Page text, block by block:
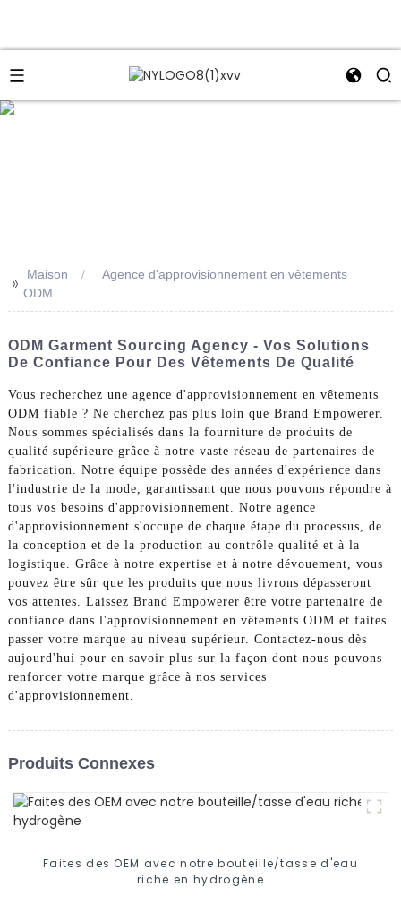
>> Maison
Agence d'approvisionnement en vêtements
ODM
ODM Garment Sourcing Agency - Vos Solutions
De Confiance Pour Des Vêtements De Qualité
Vous recherchez une agence d'approvisionnement en vêtements
ODM fiable ? Ne cherchez pas plus loin que Brand Empowerer.
Nous sommes spécialisés dans la fourniture de produits de
qualité supérieure grâce à notre vaste réseau de partenaires de
fabrication. Notre équipe possède des années d'expérience dans
l'industrie de la mode, garantissant que nous pouvons répondre à
tous vos besoins d'approvisionnement. Notre agence
d'approvisionnement s'occupe de chaque étape du processus, de
la conception et de la production au contrôle qualité et à la
logistique. Grâce à notre expertise et à notre dévouement, vous
pouvez être sûr que les produits que nous livrons dépasseront
vos attentes. Laissez Brand Empowerer être votre partenaire de
confiance dans l'approvisionnement en vêtements ODM et faites
passer votre marque au niveau supérieur. Contactez-nous dès
aujourd'hui pour en savoir plus sur la façon dont nous pouvons
renforcer votre marque grâce à nos services
d'approvisionnement.
Produits Connexes
Faites des OEM avec notre bouteille/tasse d'eau
riche en hydrogène